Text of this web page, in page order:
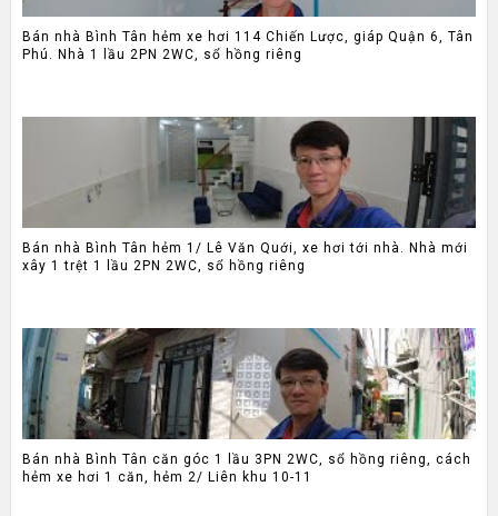
Bán nhà Bình Tân hẻm xe hơi 114 Chiến Lược, giáp Quận 6, Tân
Phú. Nhà 1 lầu 2PN 2WC, sổ hồng riêng
Bán nhà Bình Tân hẻm 1/ Lê Văn Quới, xe hơi tới nhà. Nhà mới
xây 1 trệt 1 lầu 2PN 2WC, sổ hồng riêng
Bán nhà Bình Tân căn góc 1 lầu 3PN 2WC, sổ hồng riêng, cách
hẻm xe hơi 1 căn, hẻm 2/ Liên khu 10-11